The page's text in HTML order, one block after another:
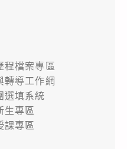
程檔案專區
轉導工作網
選填系統
生專區
課專區